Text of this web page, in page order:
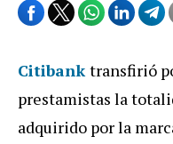
Citibanktransfirió
prestamistas la
adquirido por la